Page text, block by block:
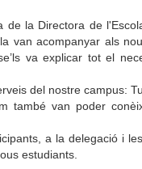
de la Directora de
van acompanyar als
va explicar tot el
del nostre campus:
també van poder
a la delegació i
estudiants.